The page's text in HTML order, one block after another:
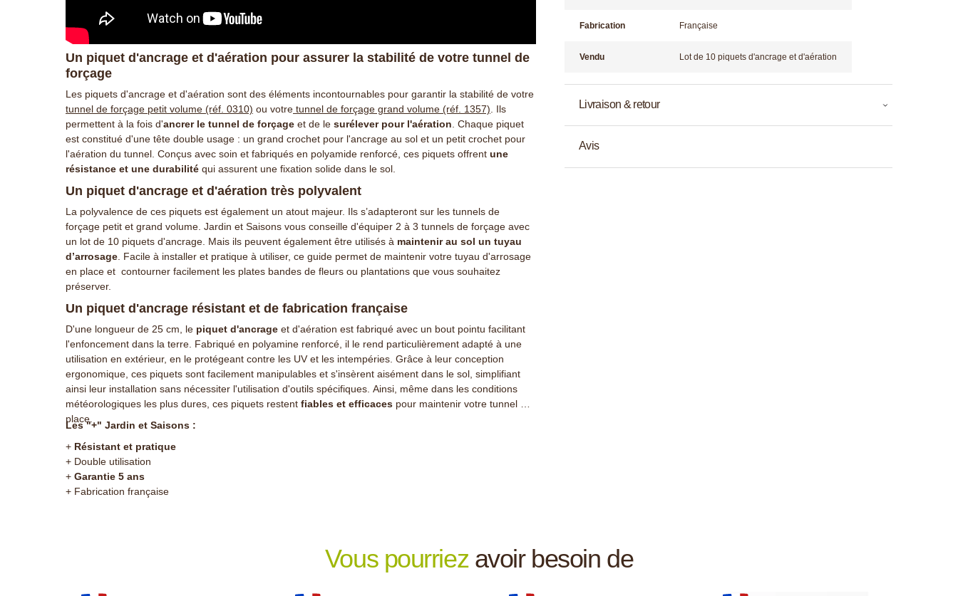
Un piquet d'ancrage et d'aération pour assurer la stabilité de votre tunnel de
forçage
Les piquets d'ancrage et d'aération sont des éléments incontournables pour garantir la stabilité de votre
tunnel de forçage petit volume (réf. 0310) ou votre tunnel de forçage grand volume (réf. 1357) . Ils
permettent à la fois d'ancrer le tunnel de forçage et de le surélever pour l'aération . Chaque piquet
est constitué d'une tête double usage : un grand crochet pour l'ancrage au sol et un petit crochet pour
l'aération du tunnel. Conçus avec soin et fabriqués en polyamide renforcé, ces piquets offrent une
résistance et une durabilité qui assurent une fixation solide dans le sol.
Un piquet d'ancrage et d'aération très polyvalent
La polyvalence de ces piquets est également un atout majeur. Ils s’adapteront sur les tunnels de
forçage petit et grand volume. Jardin et Saisons vous conseille d'équiper 2 à 3 tunnels de forçage avec
un lot de 10 piquets d'ancrage. Mais ils peuvent également être utilisés à maintenir au sol un tuyau
d’arrosage . Facile à installer et pratique à utiliser, ce guide permet de maintenir votre tuyau d'arrosage
en place et contourner facilement les plates bandes de fleurs ou plantations que vous souhaitez
préserver.
Un piquet d'ancrage résistant et de fabrication française
D'une longueur de 25 cm, le piquet d'ancrage et d'aération est fabriqué avec un bout pointu facilitant
l'enfoncement dans la terre. Fabriqué en polyamine renforcé, il le rend particulièrement adapté à une
utilisation en extérieur, en le protégeant contre les UV et les intempéries. Grâce à leur conception
ergonomique, ces piquets sont facilement manipulables et s'insèrent aisément dans le sol, simplifiant
ainsi leur installation sans nécessiter l'utilisation d'outils spécifiques. Ainsi, même dans les conditions
météorologiques les plus dures, ces piquets restent fiables et efficaces pour maintenir votre tunnel en
place.
Les "+" Jardin et Saisons :
+ Résistant et pratique
+ Double utilisation
+ Garantie 5 ans
+ Fabrication française
Fabrication Française
Vendu Lot de 10 piquets d'ancrage et d'aération
Livraison & retour
Avis
Vous pourriezavoir besoin de